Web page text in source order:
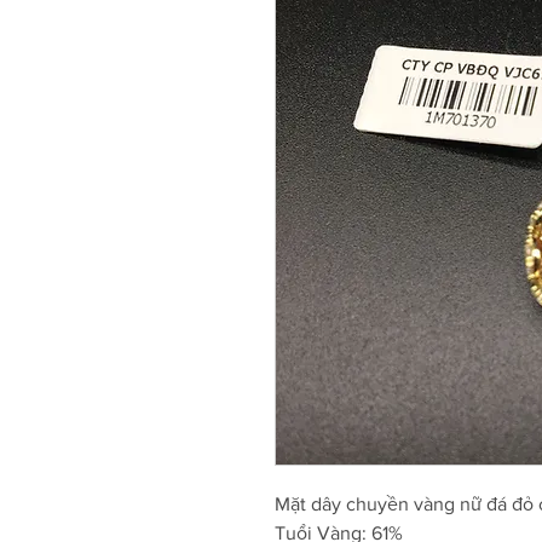
Mặt dây chuyền vàng nữ đá đỏ
Tuổi Vàng: 61%